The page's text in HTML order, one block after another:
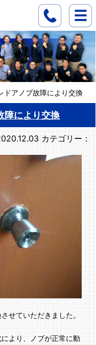
ドアノブ故障により交換
障により交換
カテゴリー：
せていただきました。
より、ノブが正常に動